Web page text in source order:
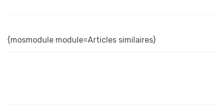
{mosmodule module=Articles similaires}